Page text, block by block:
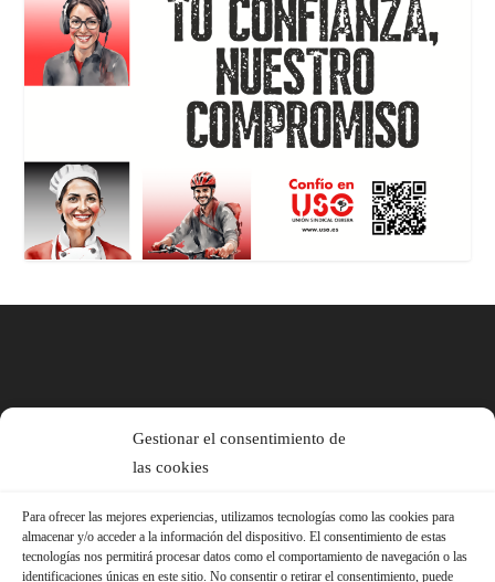
Gestionar el consentimiento de
las cookies
Para ofrecer las mejores experiencias, utilizamos tecnologías como las cookies para
almacenar y/o acceder a la información del dispositivo. El consentimiento de estas
tecnologías nos permitirá procesar datos como el comportamiento de navegación o las
identificaciones únicas en este sitio. No consentir o retirar el consentimiento, puede